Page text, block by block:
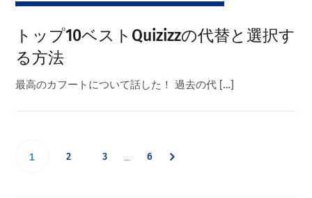
トップ10ベストQuizizzの代替と選択す
る方法
最高のカフートについて話した！ 過去の代 […]
Go
1 Go
2 Go
3
pagesGo
6